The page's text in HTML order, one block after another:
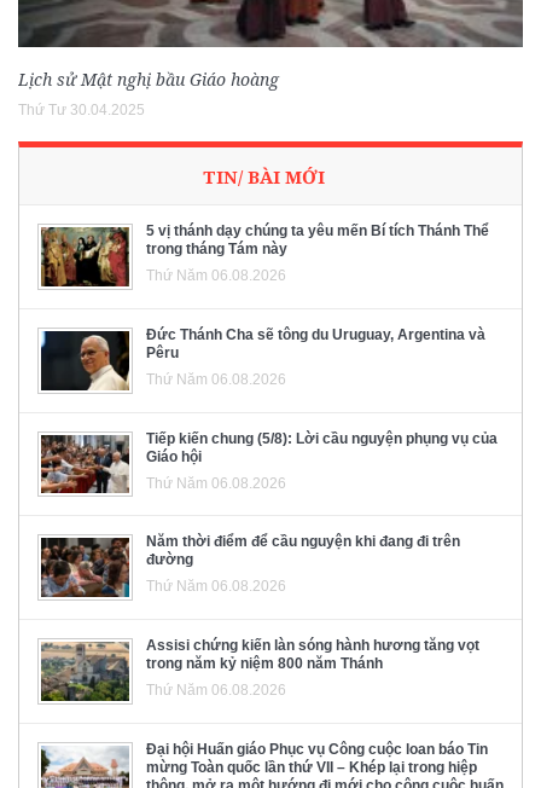
Lịch sử Mật nghị bầu Giáo hoàng
Thứ Tư 30.04.2025
TIN/ BÀI MỚI
5 vị thánh dạy chúng ta yêu mến Bí tích Thánh Thể
trong tháng Tám này
Thứ Năm 06.08.2026
Đức Thánh Cha sẽ tông du Uruguay, Argentina và
Pêru
Thứ Năm 06.08.2026
Tiếp kiến chung (5/8): Lời cầu nguyện phụng vụ của
Giáo hội
Thứ Năm 06.08.2026
Năm thời điểm để cầu nguyện khi đang đi trên
đường
Thứ Năm 06.08.2026
Assisi chứng kiến làn sóng hành hương tăng vọt
trong năm kỷ niệm 800 năm Thánh
Thứ Năm 06.08.2026
Đại hội Huấn giáo Phục vụ Công cuộc loan báo Tin
mừng Toàn quốc lần thứ VII – Khép lại trong hiệp